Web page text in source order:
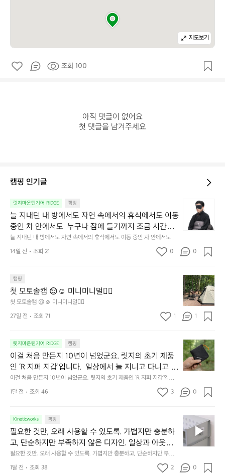
지도보기
조회 100
아직 댓글이 없어요
첫 댓글을 남겨주세요
캠핑 인기글
릿지마운틴기어 RIDGE 캠핑
늘 지내던 내 방에서도 자연 속에서의 휴식에서도 이동
중인 차 안에서도  누구나 잠에 들기까지 조금 시간이
걸리는 순간이 있습니다.  그럴 때는 차분하게 눈을 가
려보세요. 마치 암막 커튼을 조용히 내리듯이.  Polarte
c® Wind Pro™의 온기가 눈가를 포근히 감싸줍니다.
줍니다.  이 슬립 웜을 쓰는 것만으로 그곳은 나만의 밤
이 됩니다.  안녕히 주무세요.
늘 지내던 내 방에서도 자연 속에서의 휴식에서도 이동 중인 차 안에서도  누
구나 잠에 들기까지 조금 시간이 걸리는 순간이 있습니다.  그럴 때는 차분하
게 눈을 가려보세요. 마치 암막 커튼을 조용히 내리듯이.  Polartec® Wind
밤이 됩니다.  안녕히 주무세요.
내
던
방
도
자
연
속
에
의
휴
식
에
도
이
중
인
차
안
서
도
14일 전 조회 21 0 0
캠핑
첫 모토솔캠 😌☺️ 미니미니멀👌🏼
첫 모토솔캠 😌☺️ 미니미니멀👌🏼
첫
모
토
솔
캠
☺️
미
니
미
멀
👌🏼
27일 전 조회 71 1 1
릿지마운틴기어 RIDGE 캠핑
이걸 처음 만든지 10년이 넘었군요. 릿지의 초기 제품
인 ‘R 지퍼 지갑’입니다.  일상에서 늘 지니고 다니고 싶
어지는 물건에는 크기, 무게, 형태, 색감 사이의 아주 미
묘한 밸런스가 존재합니다.  예를 들자면 일에 집중하
느라 책상 위 가장자리에 대충 걸쳐 놓아도 시야에 걸
는 균형감에서 출발했습니다.  그중에서도 슬림함에 철
저히 집착했습니다. 튼튼한 내구도와 넉넉한 수납력을
해치치 않는 선에서, 가장 가볍고 얇게 설계했습니다.
이 디자인과 사용감은, 꼭 직접 손으로 만져보며 경험
해 보시기를 바랍니다.
이걸 처음 만든지 10년이 넘었군요. 릿지의 초기 제품인 ‘R 지퍼 지갑’입니
다.  일상에서 늘 지니고 다니고 싶어지는 물건에는 크기, 무게, 형태, 색감
사이의 아주 미묘한 밸런스가 존재합니다.  예를 들자면 일에 집중하느라 책
철저히 집착했습니다. 튼튼한 내구도와 넉넉한 수납력을 해치치 않는 선에
서, 가장 가볍고 얇게 설계했습니다.  이 디자인과 사용감은, 꼭 직접 손으로
만져보며 경험해 보시기를 바랍니다.
이
걸
처
음
든
0
년
이
넘
군
1달 전 조회 46 3 0
Kineticworks 캠핑
필요한 것만, 오래 사용할 수 있도록. 가볍지만 충분하
고, 단순하지만 부족하지 않은 디자인. 일상과 아웃도
어의 경계를 자연스럽게 이어주는 RIDGE MOUNTAIN
GEAR. 키네틱웍스에서 만나보세요.
필요한 것만, 오래 사용할 수 있도록. 가볍지만 충분하고, 단순하지만 부족하
지 않은 디자인. 일상과 아웃도어의 경계를 자연스럽게 이어주는 RIDGE M
OUNTAIN GEAR. 키네틱웍스에서 만나보세요.
필
요
한
것
오
1달 전 조회 38 2 0